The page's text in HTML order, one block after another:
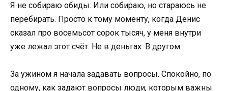
Я не собираю обиды. Или собираю, но стараюсь не
перебирать. Просто к тому моменту, когда Денис
сказал про восемьсот сорок тысяч, у меня внутри
уже лежал этот счёт. Не в деньгах. В другом.
За ужином я начала задавать вопросы. Спокойно, по
одному, как задают вопросы люди, которым важны